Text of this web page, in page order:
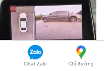
Chat Zalo Chỉ đường